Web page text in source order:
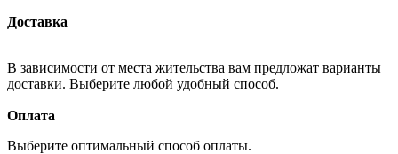
Доставка
В зависимости от места жительства вам предложат варианты
доставки. Выберите любой удобный способ.
Оплата
Выберите оптимальный способ оплаты.